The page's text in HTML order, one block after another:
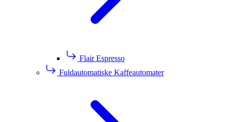
Flair Espresso
Fuldautomatiske Kaffeautomater